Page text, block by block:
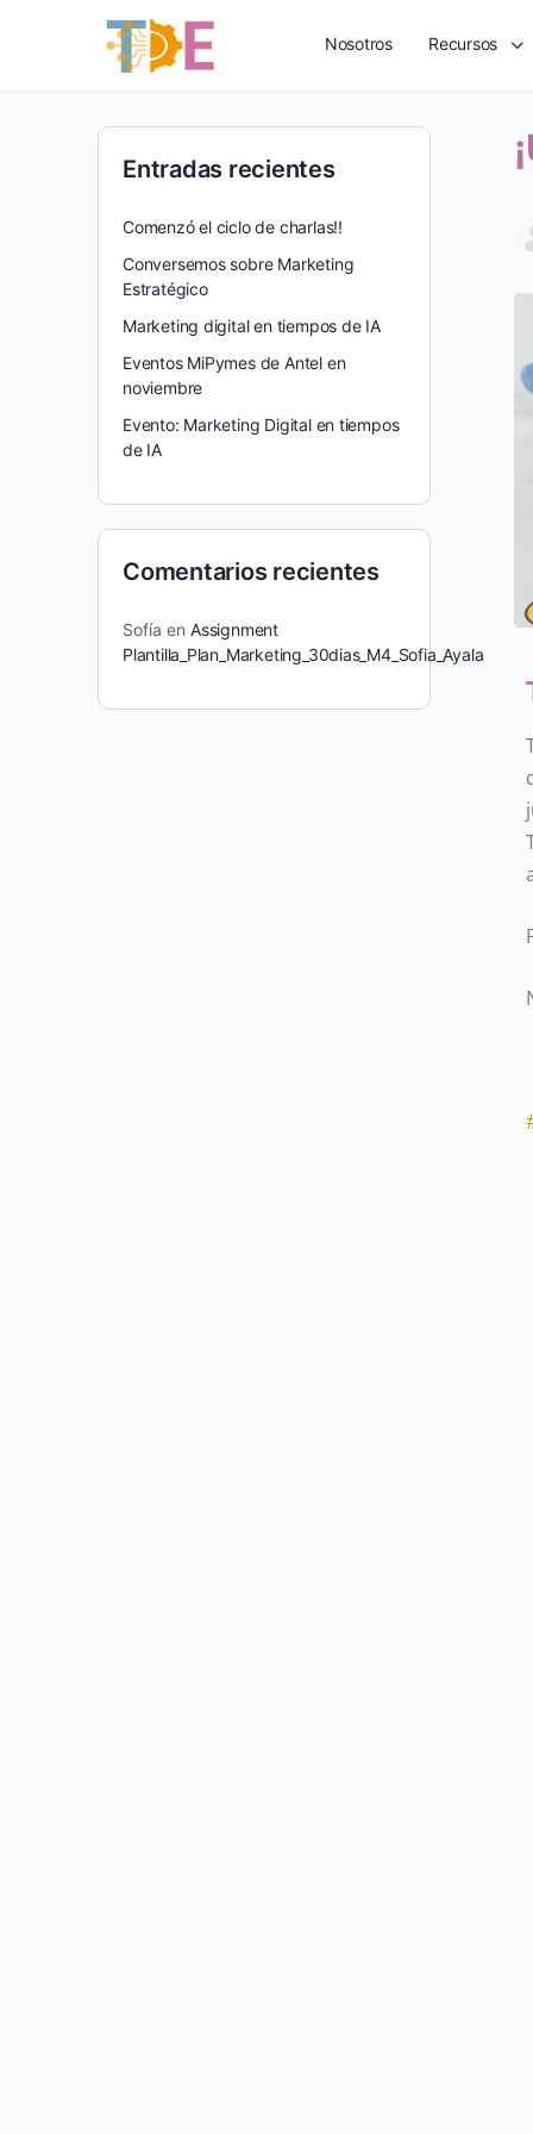
Nosotros Recursos
Entradas recientes
Comenzó el ciclo de charlas!!
Conversemos sobre Marketing
Estratégico
Marketing digital en tiempos de IA
Eventos MiPymes de Antel en
noviembre
Evento: Marketing Digital en tiempos
de IA
Comentarios recientes
Sofía en Assignment
Plantilla_Plan_Marketing_30dias_M4_Sofia_Ayala